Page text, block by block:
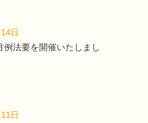
日
例法要を開催いたしまし
日